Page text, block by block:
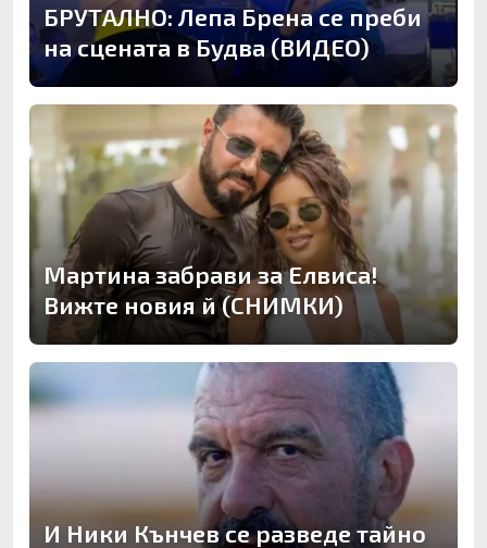
БРУТАЛНО: Лепа Брена се преби
на сцената в Будва (ВИДЕО)
Мартина забрави за Елвиса!
Вижте новия й (СНИМКИ)
И Ники Кънчев се разведе тайно